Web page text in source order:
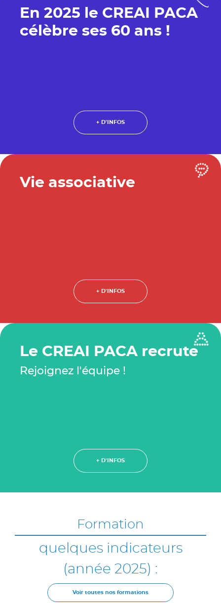
En 2025 le CREAI PACA
célèbre ses 60 ans !
+ D'INFOS
Vie associative
+ D'INFOS
Le CREAI PACA recrute
Rejoignez l'équipe !
+ D'INFOS
Formation
quelques indicateurs
(année 2025) :
Voir toutes nos formations